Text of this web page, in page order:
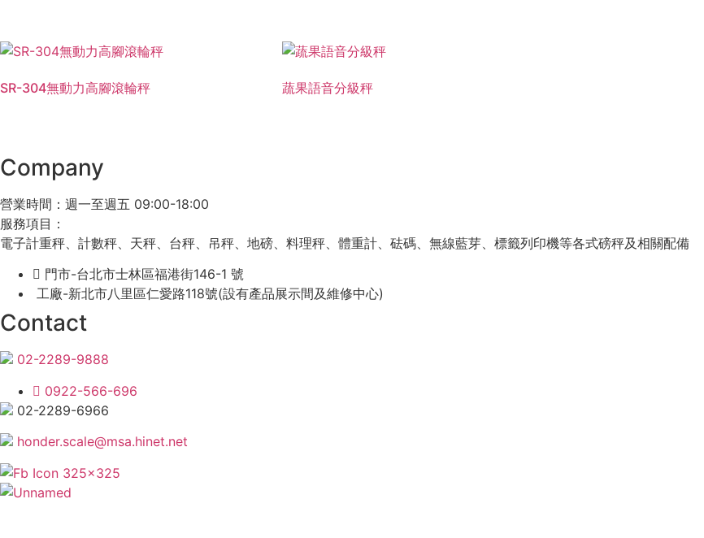
SR-304無動力高腳滾輪秤 蔬果語音分級秤
Company
營業時間：週一至週五 09:00-18:00
服務項目：
電子計重秤、計數秤、天秤、台秤、吊秤、地磅、料理秤、體重計、砝碼、無線藍芽、標籤列印機等各式磅秤及相關配備
門市-台北市士林區福港街146-1 號
工廠-新北市八里區仁愛路118號(設有產品展示間及維修中心)
Contact
02-2289-9888
0922-566-696
02-2289-6966
honder.scale@msa.hinet.net